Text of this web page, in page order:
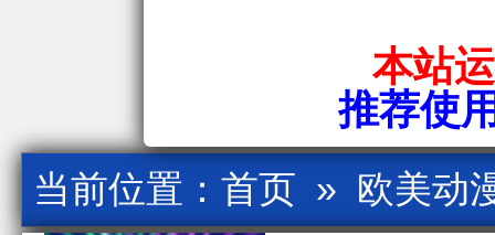
本站
推荐使
当前位置： 首页 » 欧美动